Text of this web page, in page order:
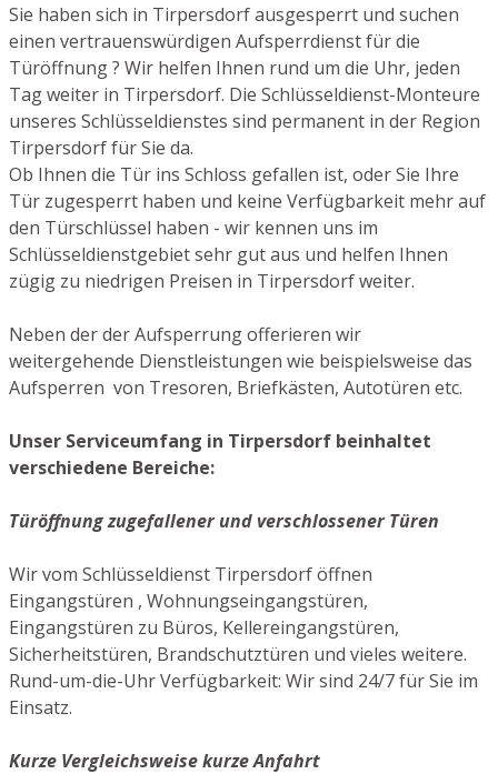
Sie haben sich in Tirpersdorf ausgesperrt und suchen
einen vertrauenswürdigen Aufsperrdienst für die
Türöffnung ? Wir helfen Ihnen rund um die Uhr, jeden
Tag weiter in Tirpersdorf. Die Schlüsseldienst-Monteure
unseres Schlüsseldienstes sind permanent in der Region
Tirpersdorf für Sie da.
Ob Ihnen die Tür ins Schloss gefallen ist, oder Sie Ihre
Tür zugesperrt haben und keine Verfügbarkeit mehr auf
den Türschlüssel haben - wir kennen uns im
Schlüsseldienstgebiet sehr gut aus und helfen Ihnen
zügig zu niedrigen Preisen in Tirpersdorf weiter.
Neben der der Aufsperrung offerieren wir
weitergehende Dienstleistungen wie beispielsweise das
Aufsperren von Tresoren, Briefkästen, Autotüren etc.
Unser Serviceumfang in Tirpersdorf beinhaltet
verschiedene Bereiche:
Türöffnung zugefallener und verschlossener Türen
Wir vom Schlüsseldienst Tirpersdorf öffnen
Eingangstüren , Wohnungseingangstüren,
Eingangstüren zu Büros, Kellereingangstüren,
Sicherheitstüren, Brandschutztüren und vieles weitere.
Rund-um-die-Uhr Verfügbarkeit: Wir sind 24/7 für Sie im
Einsatz.
Kurze Vergleichsweise kurze Anfahrt